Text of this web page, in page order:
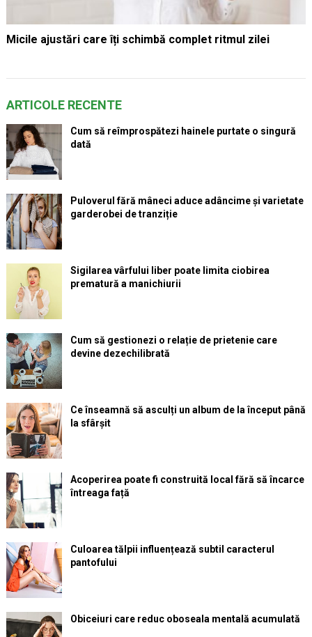
Micile ajustări care îți schimbă complet ritmul zilei
ARTICOLE RECENTE
Cum să reîmprospătezi hainele purtate o singură
dată
Puloverul fără mâneci aduce adâncime și varietate
garderobei de tranziție
Sigilarea vârfului liber poate limita ciobirea
prematură a manichiurii
Cum să gestionezi o relație de prietenie care
devine dezechilibrată
Ce înseamnă să asculți un album de la început până
la sfârșit
Acoperirea poate fi construită local fără să încarce
întreaga față
Culoarea tălpii influențează subtil caracterul
pantofului
Obiceiuri care reduc oboseala mentală acumulată